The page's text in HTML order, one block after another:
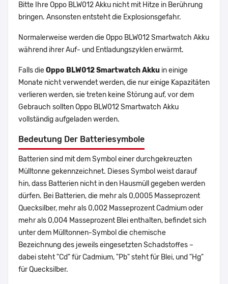
Bitte Ihre Oppo BLW012 Akku nicht mit Hitze in Berührung
bringen. Ansonsten entsteht die Explosionsgefahr.
Normalerweise werden die Oppo BLW012 Smartwatch Akku
während ihrer Auf- und Entladungszyklen erwärmt.
Falls dieOppo BLW012 Smartwatch Akku in einige
Monate nicht verwendet werden, die nur einige Kapazitäten
verlieren werden, sie treten keine Störung auf, vor dem
Gebrauch sollten Oppo BLW012 Smartwatch Akku
vollständig aufgeladen werden.
Bedeutung Der Batteriesymbole
Batterien sind mit dem Symbol einer durchgekreuzten
Mülltonne gekennzeichnet. Dieses Symbol weist darauf
hin, dass Batterien nicht in den Hausmüll gegeben werden
dürfen. Bei Batterien, die mehr als 0,0005 Masseprozent
Quecksilber, mehr als 0,002 Masseprozent Cadmium oder
mehr als 0,004 Masseprozent Blei enthalten, befindet sich
unter dem Mülltonnen-Symbol die chemische
Bezeichnung des jeweils eingesetzten Schadstoffes –
dabei steht "Cd" für Cadmium, "Pb" steht für Blei, und "Hg"
für Quecksilber.